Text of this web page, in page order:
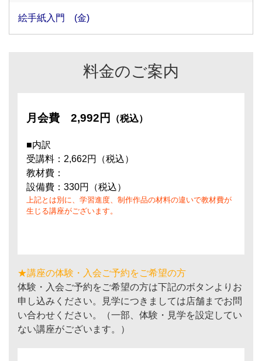
絵手紙入門 (金)
料金のご案内
月会費 2,992円 （税込）
■内訳
受講料：2,662円（税込）
教材費：
設備費：330円（税込）
上記とは別に、学習進度、制作作品の材料の違いで教材費が
生じる講座がございます。
★講座の体験・入会ご予約をご希望の方
体験・入会ご予約をご希望の方は下記のボタンよりお
申し込みください。見学につきましては店舗までお問
い合わせください。（一部、体験・見学を設定してい
ない講座がございます。）